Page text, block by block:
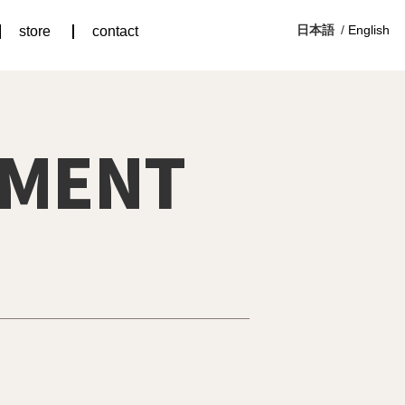
store contact 日本語 English